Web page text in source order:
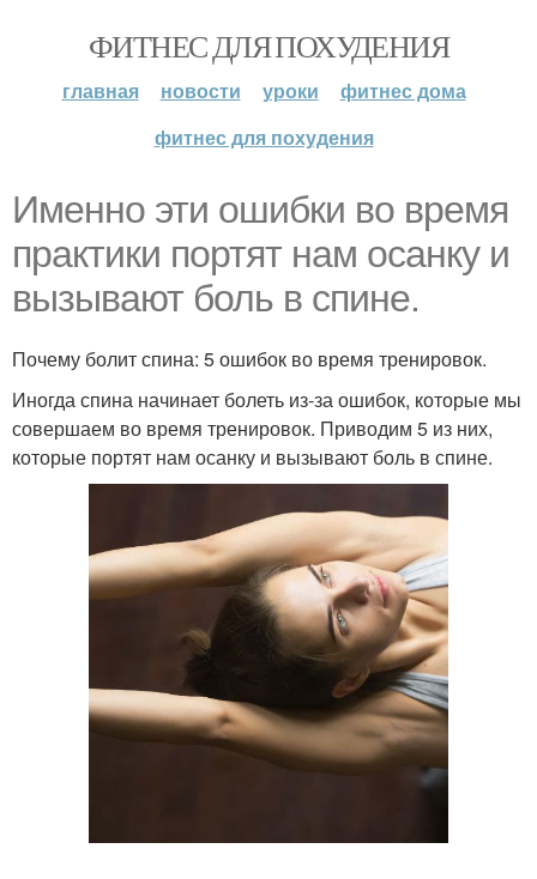
ФИТНЕС ДЛЯ ПОХУДЕНИЯ
главная новости уроки
фитнес дома
фитнес для похудения
Именно эти ошибки во время
практики портят нам осанку и
вызывают боль в спине.
Почему болит спина: 5 ошибок во время тренировок.
Иногда спина начинает болеть из-за ошибок, которые мы
совершаем во время тренировок. Приводим 5 из них,
которые портят нам осанку и вызывают боль в спине.